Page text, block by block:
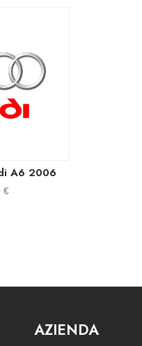
A6 2006
€
AZIENDA